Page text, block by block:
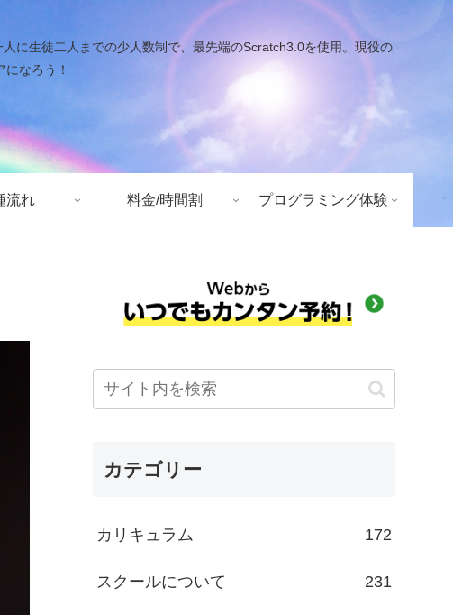
に生徒二人までの少人数制で、最先端のScratch3.0を使用。現役の
なろう！
流れ 料金/時間割 プログラミング体験
カテゴリー
カリキュラム 172
スクールについて 231